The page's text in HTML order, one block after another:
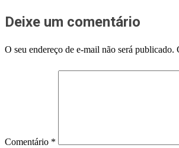
Deixe um comentário
O seu endereço de e-mail não será publicado.
Comentário *